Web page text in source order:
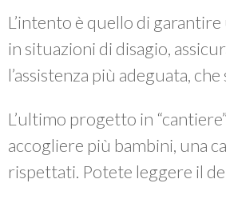
L’intento è quello di garantire
in situazioni di disagio,
l’assistenza più adeguata,
L’ultimo progetto in
accogliere più bambini, una
rispettati. Potete leggere il